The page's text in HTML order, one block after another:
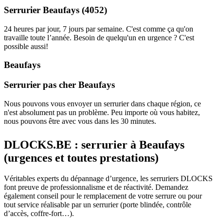
Serrurier Beaufays (4052)
24 heures par jour, 7 jours par semaine. C'est comme ça qu'on
travaille toute l’année. Besoin de quelqu'un en urgence ? C'est
possible aussi!
Beaufays
Serrurier pas cher Beaufays
Nous pouvons vous envoyer un serrurier dans chaque région, ce
n'est absolument pas un problème. Peu importe où vous habitez,
nous pouvons être avec vous dans les 30 minutes.
DLOCKS.BE : serrurier à Beaufays
(urgences et toutes prestations)
Véritables experts du dépannage d’urgence, les serruriers DLOCKS
font preuve de professionnalisme et de réactivité. Demandez
également conseil pour le remplacement de votre serrure ou pour
tout service réalisable par un serrurier (porte blindée, contrôle
d’accès, coffre-fort…).